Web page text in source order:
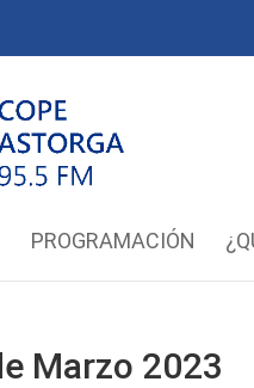
PROGRAMACIÓN
Marzo 2023